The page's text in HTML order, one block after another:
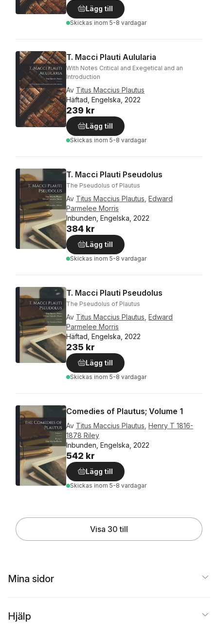
Lägg till
Skickas inom 5-8 vardagar
T. Macci Plauti Aulularia
With Notes Critical and Exegetical and an
Introduction
Av Titus Maccius Plautus
Häftad, Engelska, 2022
239 kr
Lägg till
Skickas inom 5-8 vardagar
T. Macci Plauti Pseudolus
The Pseudolus of Plautus
Av Titus Maccius Plautus Edward
Parmelee Morris
Inbunden, Engelska, 2022
384 kr
Lägg till
Skickas inom 5-8 vardagar
T. Macci Plauti Pseudolus
The Pseudolus of Plautus
Av Titus Maccius Plautus Edward
Parmelee Morris
Häftad, Engelska, 2022
235 kr
Lägg till
Skickas inom 5-8 vardagar
Comedies of Plautus; Volume 1
Av Titus Maccius Plautus Henry T 1816-
1878 Riley
Inbunden, Engelska, 2022
542 kr
Lägg till
Skickas inom 5-8 vardagar
Visa 30 till
Mina sidor
Hjälp